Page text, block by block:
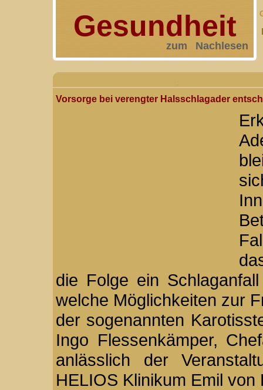
Gesundheit
zum Nachlesen
Vorsorge bei verengter Halsschlagader
die Folge ein
welche Möglichkeiten zur
der sogenannten
Ingo Flessenkämper,
anlässlich der
HELIOS Klinikum Emil von